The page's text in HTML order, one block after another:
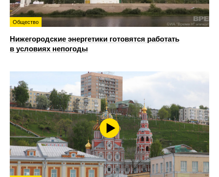
Общество
Нижегородские энергетики готовятся работать
в условиях непогоды